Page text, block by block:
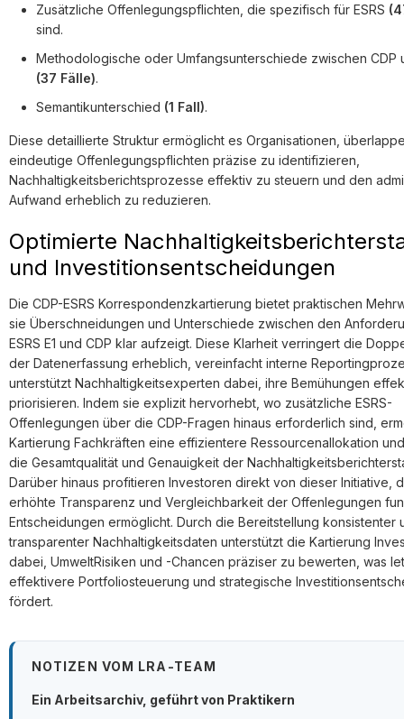
Zusätzliche Offenlegungspflichten, die spezifisch für ESRS
sind.
Methodologische oder Umfangsunterschiede zwischen CDP
(37 Fälle).
Semantikunterschied (1 Fall).
Diese detaillierte Struktur ermöglicht es Organisationen,
eindeutige Offenlegungspflichten präzise zu identifizieren,
Nachhaltigkeitsberichtsprozesse effektiv zu steuern und den
Aufwand erheblich zu reduzieren.
Optimierte
und Investitionsentscheidungen
Die CDP-ESRS Korrespondenzkartierung bietet praktischen
sie Überschneidungen und Unterschiede zwischen den
ESRS E1 und CDP klar aufzeigt. Diese Klarheit verringert die
der Datenerfassung erheblich, vereinfacht interne
unterstützt Nachhaltigkeitsexperten dabei, ihre Bemühungen
priorisieren. Indem sie explizit hervorhebt, wo zusätzliche ESRS-
Offenlegungen über die CDP-Fragen hinaus erforderlich sind,
Kartierung Fachkräften eine effizientere Ressourcenallokation
die Gesamtqualität und Genauigkeit der
Darüber hinaus profitieren Investoren direkt von dieser Initiative,
erhöhte Transparenz und Vergleichbarkeit der Offenlegungen
Entscheidungen ermöglicht. Durch die Bereitstellung konsistenter
transparenter Nachhaltigkeitsdaten unterstützt die Kartierung
dabei, UmweltRisiken und -Chancen präziser zu bewerten, was
effektivere Portfoliosteuerung und strategische
fördert.
NOTIZEN VOM LRA-TEAM
Ein Arbeitsarchiv, geführt von Praktikern